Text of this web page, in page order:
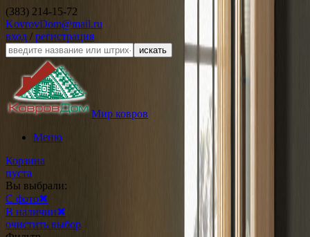
(383) 214-15-72
KovrovDom@mail.ru
вход / регистрация
искать
Мир ковров
Меню
Корзина
пуста
Вы выбрали:
С фото✖
В наличии✖
очистить выбор